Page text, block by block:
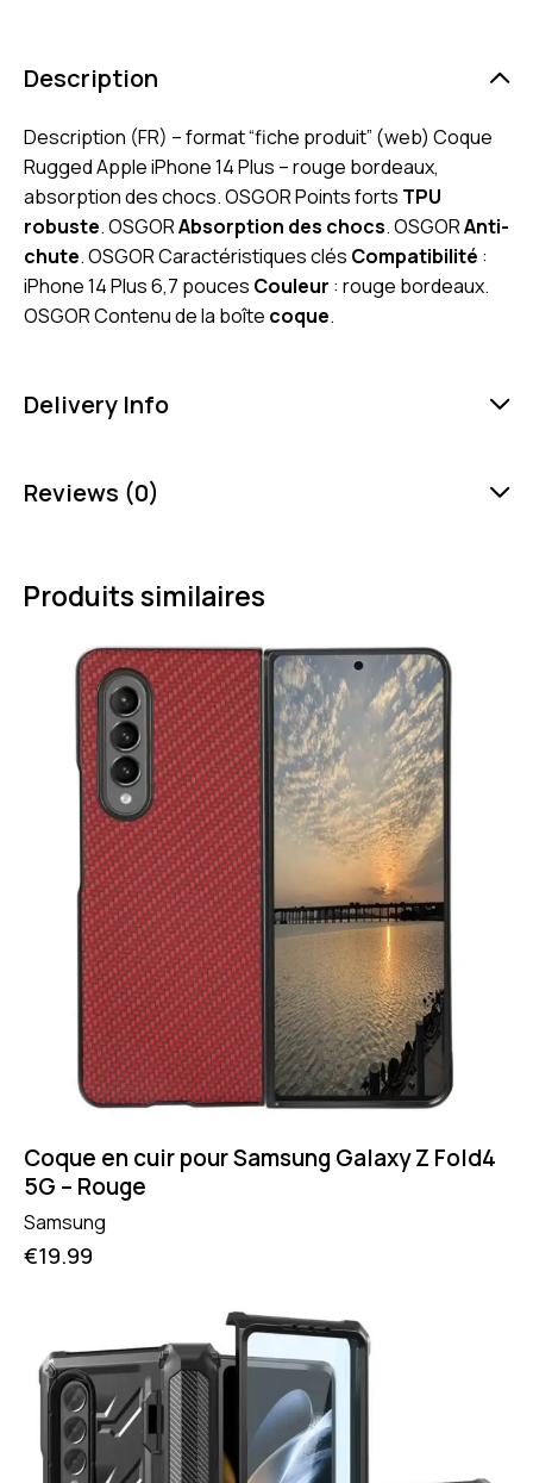
Description
Description (FR) – format “fiche produit” (web) Coque
Rugged Apple iPhone 14 Plus – rouge bordeaux,
absorption des chocs. OSGOR Points forts TPU
robuste. OSGORAbsorption des chocs. OSGORAnti-
chute. OSGOR Caractéristiques clés Compatibilité :
iPhone 14 Plus 6,7 pouces Couleur : rouge bordeaux.
OSGOR Contenu de la boîte coque.
Delivery Info
Reviews (0)
Produits similaires
Coque en cuir pour Samsung Galaxy Z Fold4
5G – Rouge
Samsung
€19.99